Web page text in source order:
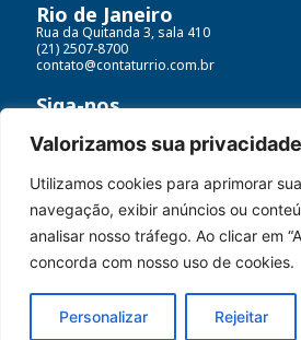
Valorizamos sua privacidade
Utilizamos cookies para aprimorar
navegação, exibir anúncios ou
analisar nosso tráfego. Ao clicar em
concorda com nosso uso de cookies.
Personalizar Rejeitar
Rio de Janeiro
Rua da Quitanda 3, sala 410
(21) 2507-8700
contato@contaturrio.com.br
Siga-nos
Contatur MKP© Todos os direitos
Políticas de dados e termos de uso
Desenvolvido por: